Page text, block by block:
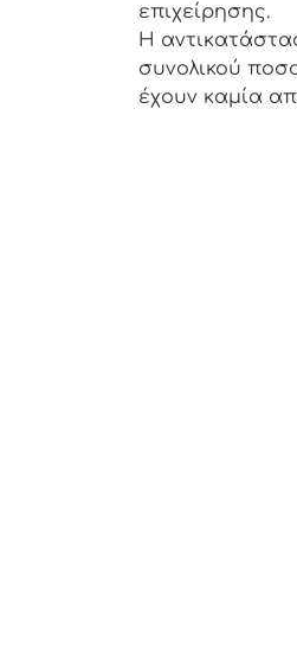
επιχείρησης.
Η
συνολικού
έχουν καμία